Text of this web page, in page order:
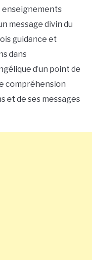
enseignements
message divin du
guidance et
dans
d’un point de
compréhension
et de ses messages